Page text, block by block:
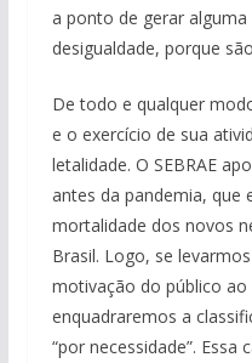
a ponto de gerar
desigualdade, porque
De todo e qualquer
e o exercício de sua
letalidade. O SEBRAE
antes da pandemia, que
mortalidade dos novos
Brasil. Logo, se
motivação do público
enquadraremos a
“por necessidade”.